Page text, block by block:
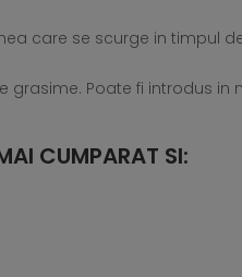
care se scurge in timpul
grasime. Poate fi introdus
CUMPARAT SI: